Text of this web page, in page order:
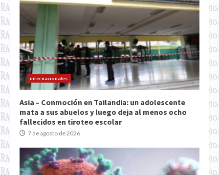
internacionales
Asia – Conmoción en Tailandia: un adolescente
mata a sus abuelos y luego deja al menos ocho
fallecidos en tiroteo escolar
7 de agosto de 2026